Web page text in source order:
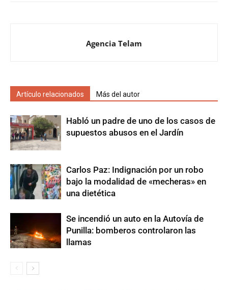
Agencia Telam
Artículo relacionados Más del autor
Habló un padre de uno de los casos de
supuestos abusos en el Jardín
Carlos Paz: Indignación por un robo
bajo la modalidad de «mecheras» en
una dietética
Se incendió un auto en la Autovía de
Punilla: bomberos controlaron las
llamas